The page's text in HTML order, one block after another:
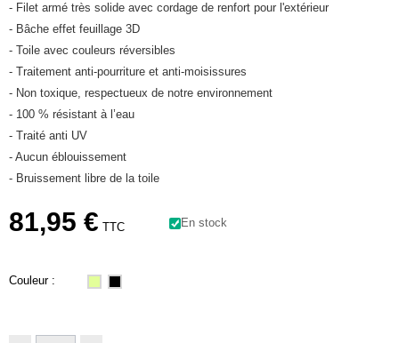
- Filet armé très solide avec cordage de renfort pour l'extérieur
- Bâche effet feuillage 3D
- Toile avec couleurs réversibles
- Traitement anti-pourriture et anti-moisissures
- Non toxique, respectueux de notre environnement
- 100 % résistant à l’eau
- Traité anti UV
- Aucun éblouissement
- Bruissement libre de la toile
81,95 € TTC En stock
Couleur :